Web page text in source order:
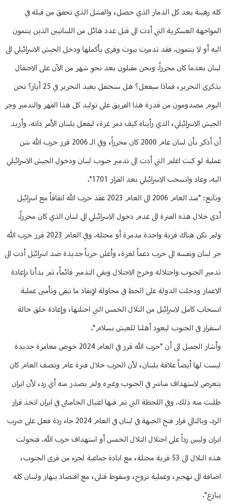
كله رهينة بعد كل الدمار الذي حصل، والفشل الذي تحقق من قبله في
المواجهة العسكرية التي أدت الى قتل عدد هائل من اللبنانيين الذين ينتمون
اليه أو لا ينتمون. فقد تدمرت بيوت وقرى بأكملها ودخل الجيش الاسرائيلي الى
لبنان بعدما كان محرراً. ونحن مقبلون بعد نحو شهر من الآن على الاحتفال
بذكرى التحرير، فماذا سيفعل؟ هل سنحتفل بعيد التحرير في 25 أيار؟ نحن
اليوم مصدومون من قدرة هذا الفريق على توليد كل هذا القهر والتدمير وجر
الجيش الاسرائيلي، الذي رأيناه كيف دمر غزة، ليفعل بلبنان الأمر ذاته. وأريد
أن أذكر بأن لبنان عام 2000 كان محرراً، وفي الـ 2006 قرر حزب الله شن
عملية لو كنت اعلم التي أدت الى تدمير جنوب لبنان ودخول الجيش الاسرائيلي
اليه. وعاد وانسحب الاسرائيلي بعد القرار 1701".
وتابع: "منذ العام 2006 الى العام 2023 عقد حزب الله اتفاقاً مع اسرائيل
أدى خلال هذه الفترة الى عدم دخول الاسرائيلي الى لبنان الذي كان محرراً.
ولم تكن هناك قرية واحدة مدمرة أو محتلة. وفي العام 2023 قرر حزب الله
جر لبنان ونفسه الى حرب دعماً لغزة، وأعلن حرباً جديدة ضد اسرائيل أدت الى
تدمير الجنوب واحتلاله وخرج الاحتلال وبقي التدمير قائماً، ثم بدأنا بإعادة
الاعمار ودخلت الدولة على الخط في محاولة لإنقاذ ما تبقى وتأمين عملية
انسحاب كامل لاسرائيل من التلال الخمس التي احتلتها، وإعادة خلق حالة
استقرار في الجنوب ليعود أهلنا للعيش بسلام".
وأشار الجميل الى أن "حزب الله قرر في العام 2024 خوض مغامرة جديدة
ليست لها أيضاً علاقة بلبنان، لأن الحزب خلال فترة عام ونصف العام كان
يتعرض لاستهداف مباشر في الجنوب وغيره ولم يصدر منه أي رد، لأن ايران
طلبت منه ذلك. وفي اللحظة التي تم فيها اغتيال الخامنئي في ايران اتخذ قرار
الرد. وبالتالي قرار فتح الجبهة في لبنان في العام 2024 جاء ردة فعل على ضرب
ايران وليس رداً على احتلال التلال الخمس أو استهداف حزب الله. فتحولت
هذه التلال الى 53 قرية محتلة، مع ابادة جماعية لجزء من قرى الجنوب،
اضافة الى تهجير، وعملية نزوح، وسقوط قتلى، مع اقتصاد ينهار ولبنان كله
ينازع".